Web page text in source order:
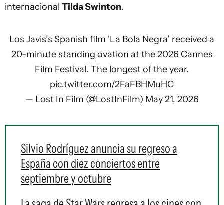
internacional Tilda Swinton.
Los Javis’s Spanish film 'La Bola Negra’ received a
20-minute standing ovation at the 2026 Cannes
Film Festival. The longest of the year.
pic.twitter.com/2FaFBHMuHC
— Lost In Film (@LostInFilm) May 21, 2026
Silvio Rodríguez anuncia su regreso a
España con diez conciertos entre
septiembre y octubre